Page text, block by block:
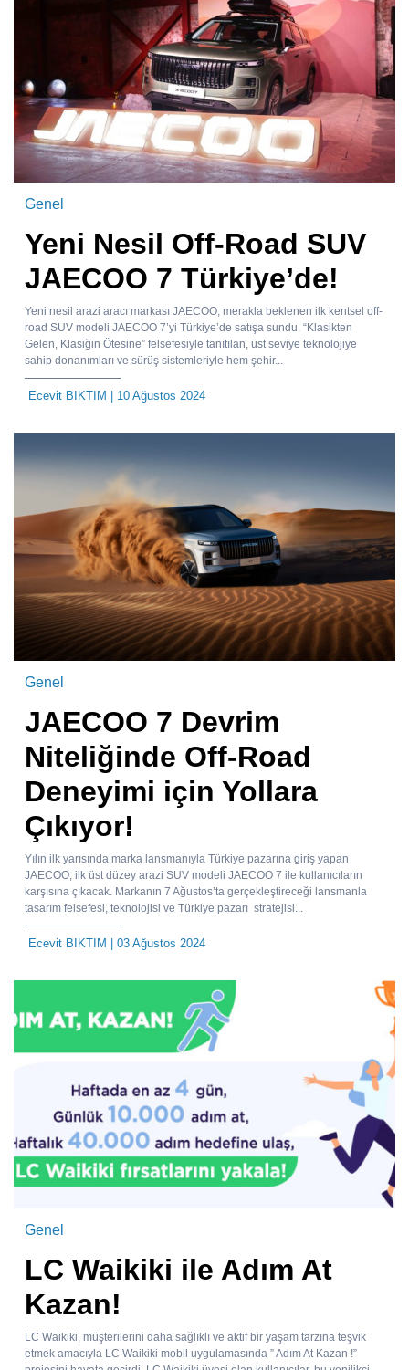
Genel
Yeni Nesil Off-Road SUV
JAECOO 7 Türkiye’de!
Yeni nesil arazi aracı markası JAECOO, merakla beklenen ilk kentsel off-
road SUV modeli JAECOO 7’yi Türkiye’de satışa sundu. “Klasikten
Gelen, Klasiğin Ötesine” felsefesiyle tanıtılan, üst seviye teknolojiye
sahip donanımları ve sürüş sistemleriyle hem şehir...
Ecevit BIKTIM | 10 Ağustos 2024
Genel
JAECOO 7 Devrim
Niteliğinde Off-Road
Deneyimi için Yollara
Çıkıyor!
Yılın ilk yarısında marka lansmanıyla Türkiye pazarına giriş yapan
JAECOO, ilk üst düzey arazi SUV modeli JAECOO 7 ile kullanıcıların
karşısına çıkacak. Markanın 7 Ağustos’ta gerçekleştireceği lansmanla
tasarım felsefesi, teknolojisi ve Türkiye pazarı stratejisi...
Ecevit BIKTIM | 03 Ağustos 2024
Genel
LC Waikiki ile Adım At
Kazan!
LC Waikiki, müşterilerini daha sağlıklı ve aktif bir yaşam tarzına teşvik
etmek amacıyla LC Waikiki mobil uygulamasında ” Adım At Kazan !”